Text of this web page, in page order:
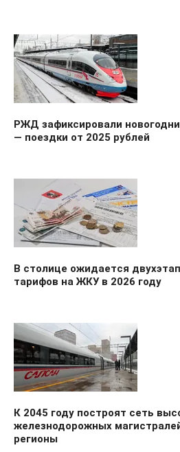
РЖД зафиксировали
— поездки от 2025 рублей
В столице ожидается
тарифов на ЖКУ в 2026 году
К 2045 году построят сеть
железнодорожных
регионы